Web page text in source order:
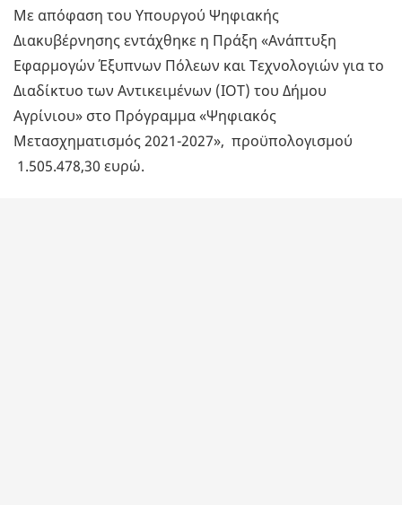
Με απόφαση του Υπουργού Ψηφιακής
Διακυβέρνησης εντάχθηκε η Πράξη «Ανάπτυξη
Εφαρμογών Έξυπνων Πόλεων και Τεχνολογιών για το
Διαδίκτυο των Αντικειμένων (ΙΟΤ) του Δήμου
Αγρίνιου» στο Πρόγραμμα «Ψηφιακός
Μετασχηματισμός 2021-2027», προϋπολογισμού
1.505.478,30 ευρώ.